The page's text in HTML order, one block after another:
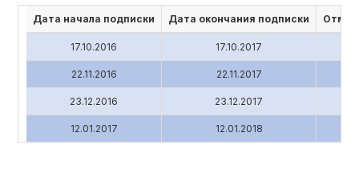
Дата начала подписки Дата окончания подписки
17.10.2016 17.10.2017
22.11.2016 22.11.2017
23.12.2016 23.12.2017
12.01.2017 12.01.2018